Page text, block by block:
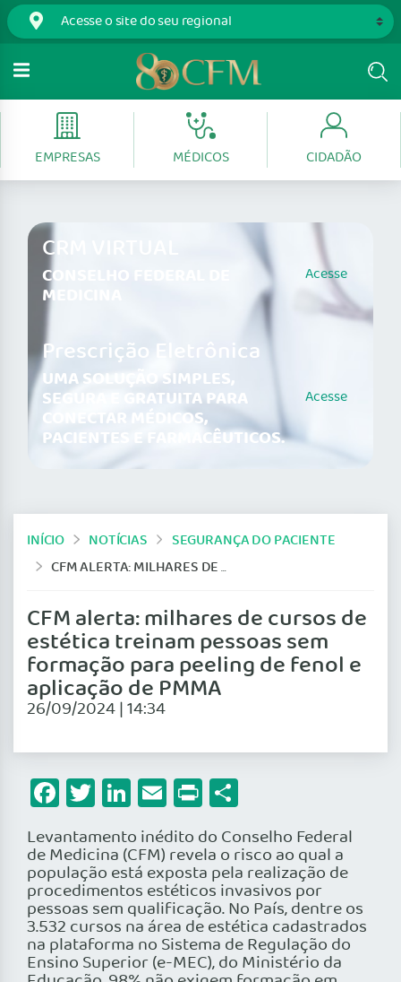
EMPRESAS MÉDICOS CIDADÃO
CRM VIRTUAL
CONSELHO FEDERAL DE
MEDICINA
Acesse
Prescrição Eletrônica
UMA SOLUÇÃO SIMPLES,
SEGURA E GRATUITA PARA
CONECTAR MÉDICOS,
PACIENTES E FARMACÊUTICOS.
Acesse
INÍCIO NOTÍCIAS
SEGURANÇA DO PACIENTE
CFM ALERTA: MILHARES DE CURSOS DE ESTÉTICA TREINAM PESSOAS SEM FORMAÇÃO PARA PEELING DE FENOL E APLICAÇÃO DE PMMA
CFM alerta: milhares de cursos de
estética treinam pessoas sem
formação para peeling de fenol e
aplicação de PMMA
26/09/2024 | 14:34
Facebook
Twitter
LinkedIn
Email
Print
Levantamento inédito do Conselho Federal
de Medicina (CFM) revela o risco ao qual a
população está exposta pela realização de
procedimentos estéticos invasivos por
pessoas sem qualificação. No País, dentre os
3.532 cursos na área de estética cadastrados
na plataforma no Sistema de Regulação do
Ensino Superior (e-MEC), do Ministério da